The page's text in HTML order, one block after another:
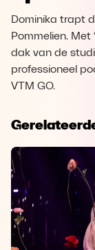
Dominika trapt
Pommelien.
dak van de
professioneel
VTM GO.